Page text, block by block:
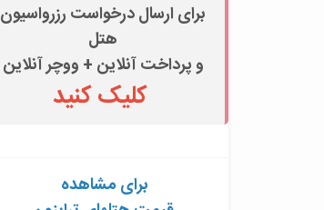
برای ارسال درخواست رزرواسیون
هتل
و پرداخت آنلاین + ووچر آنلاین
برای مشاهده